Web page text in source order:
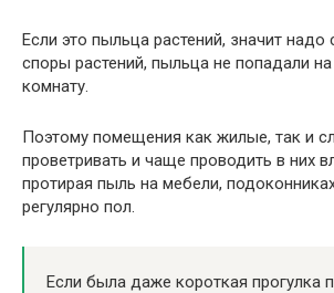
Если это пыльца растений, значит надо
споры растений, пыльца не попадали
комнату.
Поэтому помещения как жилые, так и
проветривать и чаще проводить в них
протирая пыль на мебели,
регулярно пол.
Если была даже короткая прогулка